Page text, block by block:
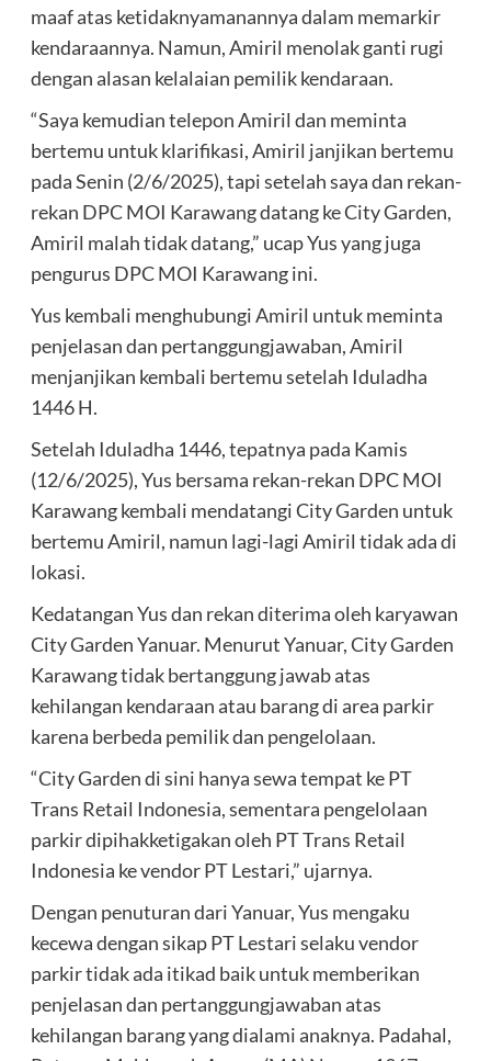
maaf atas ketidaknyamanannya dalam memarkir
kendaraannya. Namun, Amiril menolak ganti rugi
dengan alasan kelalaian pemilik kendaraan.
“Saya kemudian telepon Amiril dan meminta
bertemu untuk klarifikasi, Amiril janjikan bertemu
pada Senin (2/6/2025), tapi setelah saya dan rekan-
rekan DPC MOI Karawang datang ke City Garden,
Amiril malah tidak datang,” ucap Yus yang juga
pengurus DPC MOI Karawang ini.
Yus kembali menghubungi Amiril untuk meminta
penjelasan dan pertanggungjawaban, Amiril
menjanjikan kembali bertemu setelah Iduladha
1446 H.
Setelah Iduladha 1446, tepatnya pada Kamis
(12/6/2025), Yus bersama rekan-rekan DPC MOI
Karawang kembali mendatangi City Garden untuk
bertemu Amiril, namun lagi-lagi Amiril tidak ada di
lokasi.
Kedatangan Yus dan rekan diterima oleh karyawan
City Garden Yanuar. Menurut Yanuar, City Garden
Karawang tidak bertanggung jawab atas
kehilangan kendaraan atau barang di area parkir
karena berbeda pemilik dan pengelolaan.
“City Garden di sini hanya sewa tempat ke PT
Trans Retail Indonesia, sementara pengelolaan
parkir dipihakketigakan oleh PT Trans Retail
Indonesia ke vendor PT Lestari,” ujarnya.
Dengan penuturan dari Yanuar, Yus mengaku
kecewa dengan sikap PT Lestari selaku vendor
parkir tidak ada itikad baik untuk memberikan
penjelasan dan pertanggungjawaban atas
kehilangan barang yang dialami anaknya. Padahal,